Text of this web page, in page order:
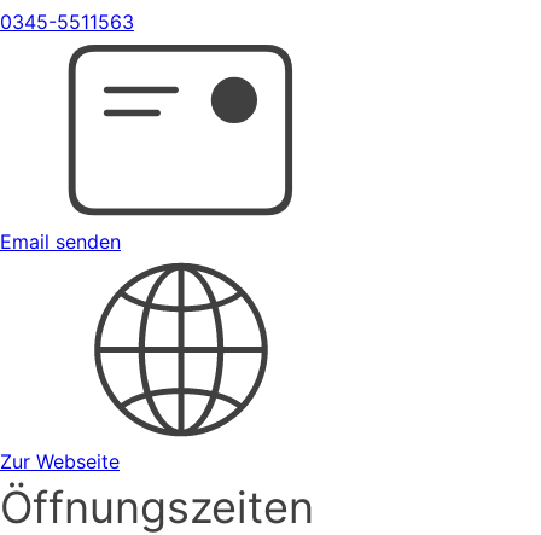
0345-5511563
Email senden
Zur Webseite
Öffnungszeiten